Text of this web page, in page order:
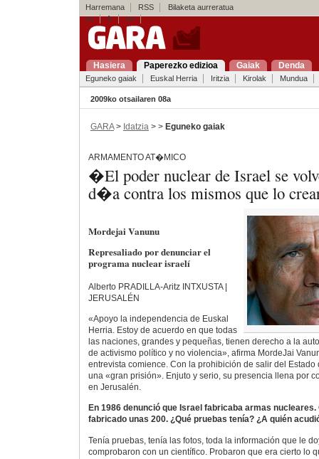
Harremana RSS
Bilaketa aurreratua
es
fr en
Hasiera Paperezko edizioa Gaiak Denda
Eguneko gaiak Euskal Herria Iritzia Kirolak Mundua
2009ko otsailaren 08a
GARA> Idatzia > > Eguneko gaiak
ARMAMENTO AT�MICO
�El poder nuclear de Israel se
d�a contra los mismos que lo
Mordejai Vanunu
Represaliado por denunciar el
programa nuclear israelí
Alberto PRADILLA-Aritz INTXUSTA |
JERUSALÉN
«Apoyo la independencia de Euskal
Herria. Estoy de acuerdo en que todas
las naciones, grandes y pequeñas, tienen derecho a la
de activismo político y no violencia», afirma MordeJai
entrevista comience. Con la prohibición de salir del Estado
una «gran prisión». Enjuto y serio, su presencia llena por
en Jerusalén.
En 1986 denunció que Israel fabricaba armas
fabricado unas 200. ¿Qué pruebas tenía? ¿A quién
Tenía pruebas, tenía las fotos, toda la información que le
comprobaron con un científico. Probaron que era cierto lo